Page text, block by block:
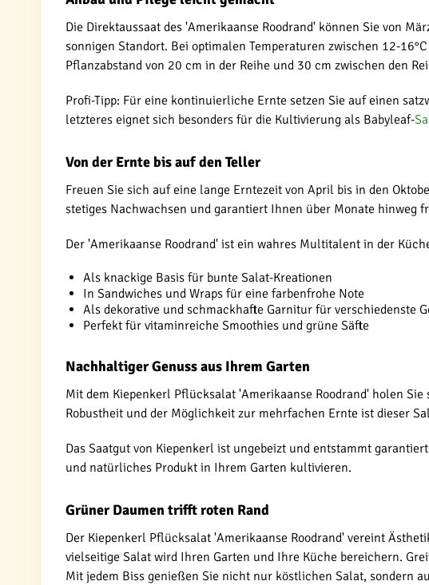
Die Direktaussaat des 'Amerikaanse Roodrand' können Sie von
sonnigen Standort. Bei optimalen Temperaturen zwischen 12-
Pflanzabstand von 20 cm in der Reihe und 30 cm zwischen den
Profi-Tipp: Für eine kontinuierliche Ernte setzen Sie auf einen
letzteres eignet sich besonders für die Kultivierung als Babyleaf-
Von der Ernte bis auf den Teller
Freuen Sie sich auf eine lange Erntezeit von April bis in den
stetiges Nachwachsen und garantiert Ihnen über Monate hinweg
Der 'Amerikaanse Roodrand' ist ein wahres Multitalent in der
Als knackige Basis für bunte Salat-Kreationen
In Sandwiches und Wraps für eine farbenfrohe Note
Als dekorative und schmackhafte Garnitur für verschiedenste
Perfekt für vitaminreiche Smoothies und grüne Säfte
Nachhaltiger Genuss aus Ihrem Garten
Mit dem Kiepenkerl Pflücksalat 'Amerikaanse Roodrand' holen
Robustheit und der Möglichkeit zur mehrfachen Ernte ist dieser
Das Saatgut von Kiepenkerl ist ungebeizt und entstammt
und natürliches Produkt in Ihrem Garten kultivieren.
Grüner Daumen trifft roten Rand
Der Kiepenkerl Pflücksalat 'Amerikaanse Roodrand' vereint
vielseitige Salat wird Ihren Garten und Ihre Küche bereichern.
Mit jedem Biss genießen Sie nicht nur köstlichen Salat, sondern